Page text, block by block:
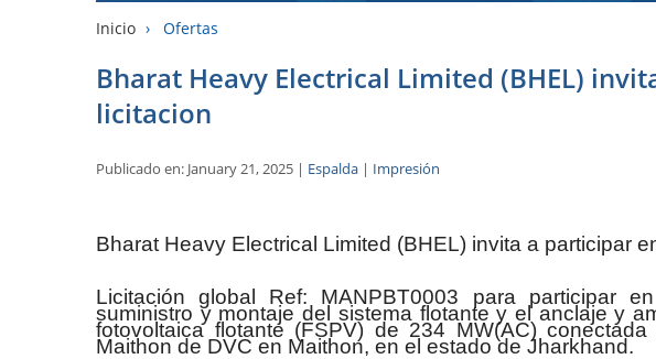
Inicio › Ofertas
Bharat Heavy Electrical Limited (BHEL)
licitacion
Publicado en: January 21, 2025 | Espalda | Impresión
Bharat Heavy Electrical Limited (BHEL) invita a participar
Licitación global Ref: MANPBT0003 para participar
suministro y montaje del sistema flotante y el anclaje y
fotovoltaica flotante (FSPV) de 234 MW(AC)
Maithon de DVC en Maithon, en el estado de Jharkhand.